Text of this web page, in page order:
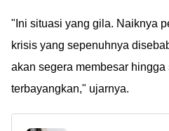
"Ini situasi yang gila. Naiknya
krisis yang sepenuhnya
akan segera membesar
terbayangkan," ujarnya.